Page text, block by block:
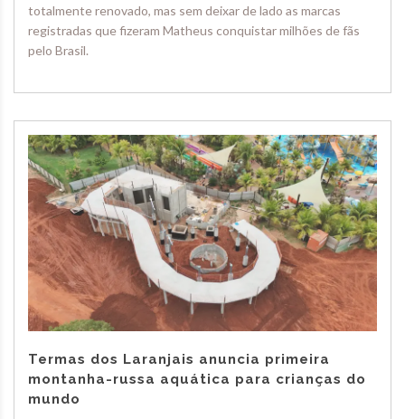
totalmente renovado, mas sem deixar de lado as marcas
registradas que fizeram Matheus conquistar milhões de fãs
pelo Brasil.
Termas dos Laranjais anuncia primeira
montanha-russa aquática para crianças do
mundo